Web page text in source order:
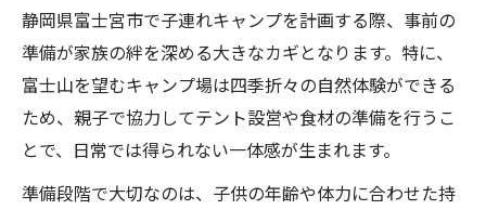
富士宮市で叶う静岡キャンプの充実設備比
較
親子で楽しむ静岡キャンプ体験の選び方
静岡キャンプの子ども向けアクティビティ
特集
富士宮市で安心できる静岡キャンプ場選び
静岡県富士宮市で子連れキャンプを計画する際、事前の
準備が家族の絆を深める大きなカギとなります。特に、
富士山を望むキャンプ場は四季折々の自然体験ができる
ため、親子で協力してテント設営や食材の準備を行うこ
とで、日常では得られない一体感が生まれます。
準備段階で大切なのは、子供の年齢や体力に合わせた持